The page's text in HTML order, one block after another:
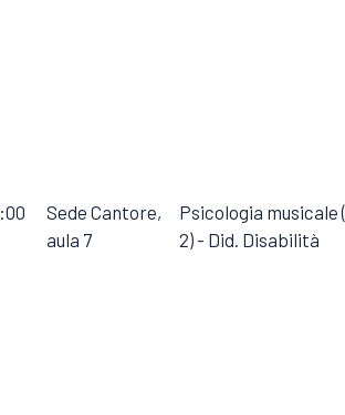
Sede Cantore,
aula 7
Psicologia musicale
2) - Did. Disabilità